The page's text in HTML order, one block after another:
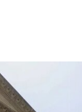
，也是所罗门
平方英尺，将
，内设30个展
。建筑外观由